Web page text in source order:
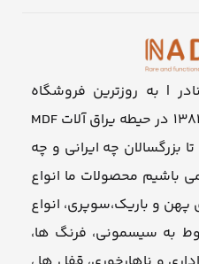
| به روزترین فروشگاه
اینترنتی مجموعه ما از سال ۱۳۸۴ در حیطه یراق آلات MDF
بزرگسالان چه ایرانی و چه
می باشیم محصولات ما انواع
پهن و باریک،سوپری، انواع
به سیسمونی، فرنگ ها،